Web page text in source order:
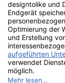
Information
Zahlung &